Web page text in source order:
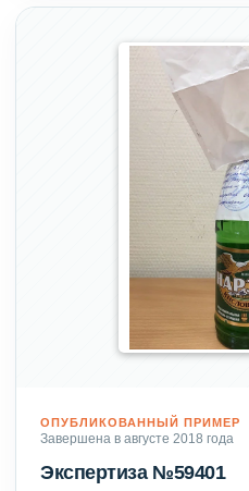
ОПУБЛИКОВАННЫЙ ПРИМЕР
Завершена в августе 2018 года
Экспертиза №59401